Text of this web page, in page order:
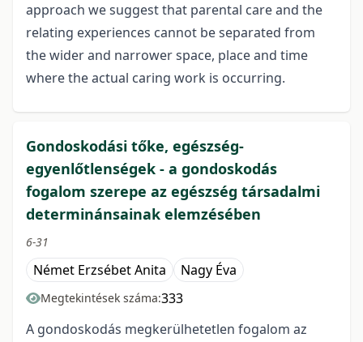
approach we suggest that parental care and the
relating experiences cannot be separated from
the wider and narrower space, place and time
where the actual caring work is occurring.
Gondoskodási tőke, egészség-
egyenlőtlenségek - a gondoskodás
fogalom szerepe az egészség társadalmi
determinánsainak elemzésében
6-31
Német Erzsébet Anita Nagy Éva
Megtekintések száma:333
A gondoskodás megkerülhetetlen fogalom az